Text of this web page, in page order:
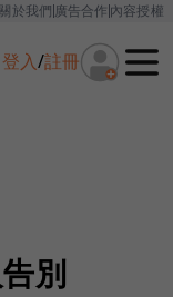
於我們廣告合作內容授權
登入/註冊
別